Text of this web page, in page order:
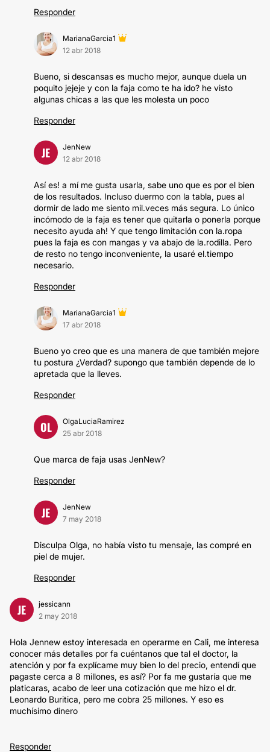
Responder
MarianaGarcia1
12 abr 2018
Bueno, si descansas es mucho mejor, aunque duela un
poquito jejeje y con la faja como te ha ido? he visto
algunas chicas a las que les molesta un poco
Responder
JE
JenNew
12 abr 2018
Así es! a mí me gusta usarla, sabe uno que es por el bien
de los resultados. Incluso duermo con la tabla, pues al
dormir de lado me siento mil.veces más segura. Lo único
incómodo de la faja es tener que quitarla o ponerla porque
necesito ayuda ah! Y que tengo limitación con la.ropa
pues la faja es con mangas y va abajo de la.rodilla. Pero
de resto no tengo inconveniente, la usaré el.tiempo
necesario.
Responder
MarianaGarcia1
17 abr 2018
Bueno yo creo que es una manera de que también mejore
tu postura ¿Verdad? supongo que también depende de lo
apretada que la lleves.
Responder
OL
OlgaLuciaRamirez
25 abr 2018
Que marca de faja usas JenNew?
Responder
JE
JenNew
7 may 2018
Disculpa Olga, no había visto tu mensaje, las compré en
piel de mujer.
Responder
JE
jessicann
2 may 2018
Hola Jennew estoy interesada en operarme en Cali, me interesa
conocer más detalles por fa cuéntanos que tal el doctor, la
atención y por fa explícame muy bien lo del precio, entendí que
pagaste cerca a 8 millones, es así? Por fa me gustaría que me
platicaras, acabo de leer una cotización que me hizo el dr.
Leonardo Buritica, pero me cobra 25 millones. Y eso es
muchísimo dinero
Responder